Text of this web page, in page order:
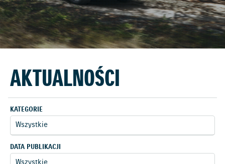
AKTUALNOŚCI
KATEGORIE
DATA PUBLIKACJI